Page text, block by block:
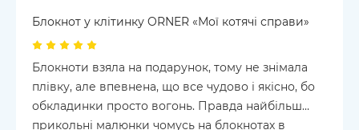
Блокнот у клітинку ORNER «Мої котячі справи»
Блокноти взяла на подарунок, тому не знімала
плівку, але впевнена, що все чудово і якісно, бо
обкладинки просто вогонь. Правда найбільш
прикольні малюнки чомусь на блокнотах в